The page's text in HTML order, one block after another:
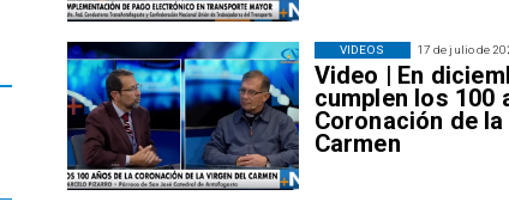
17 de julio de
Video | En
cumplen los 100
Coronación de la
Carmen
VIDEOS